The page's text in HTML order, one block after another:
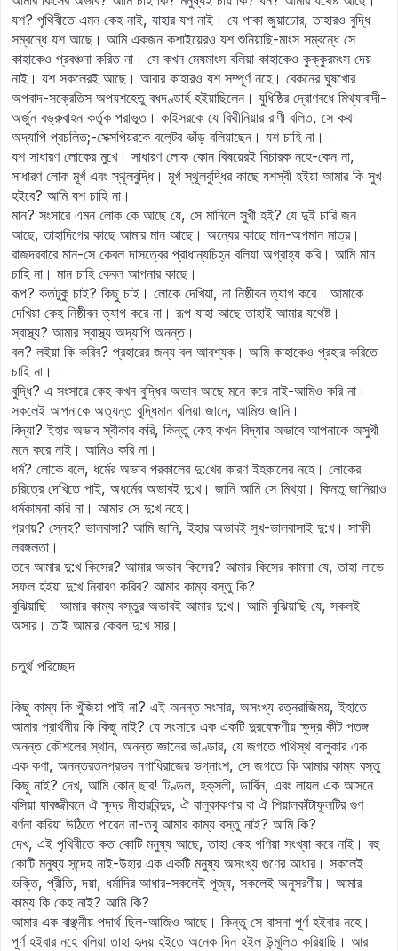
যশ? পৃথিবীতে এমন কেহ নাই, যাহার যশ নাই। যে পাকা জুয়াচোর, তাহারও বুদ্ধি
সম্বন্ধে যশ আছে। আমি একজন কশাইয়েরও যশ শুনিয়াছি-মাংস সম্বন্ধে সে
কাহাকেও প্রবঞ্চনা করিত না। সে কখন মেষমাংস বলিয়া কাহাকেও কুক্কুরমংস দেয়
নাই। যশ সকলেরই আছে। আবার কাহারও যশ সম্পূর্ণ নহে। বেকনের ঘুষখোর
অপবাদ-সক্রেতিস অপযশহেতু বধদণ্ডার্হ হইয়াছিলেন। যুধিষ্ঠির দ্রোণবধে মিথ্যাবাদী-
অর্জুন বভ্রুবাহন কর্তৃক পরাভূত। কাইসরকে যে বিথীনিয়ার রাণী বলিত, সে কথা
অদ্যাপি প্রচলিত;-সেক্সপিয়রকে বল‍্‍টের ভাঁড় বলিয়াছেন। যশ চাহি না।
যশ সাধারণ লোকের মুখে। সাধারণ লোক কোন বিষয়েরই বিচারক নহে-কেন না,
সাধারণ লোক মূর্খ এবং স্থূলবুদ্ধি। মূর্খ স্থূলবুদ্ধির কাছে যশস্বী হইয়া আমার কি সুখ
হইবে? আমি যশ চাহি না।
মান? সংসারে এমন লোক কে আছে যে, সে মানিলে সুখী হই? যে দুই চারি জন
আছে, তাহাদিগের কাছে আমার মান আছে। অন্যের কাছে মান-অপমান মাত্র।
রাজদরবারে মান-সে কেবল দাসত্বের প্রাধান্যচিহ্ন বলিয়া অগ্রাহ্য করি। আমি মান
চাহি না। মান চাহি কেবল আপনার কাছে।
রূপ? কতটুকু চাই? কিছু চাই। লোকে দেখিয়া, না নিষ্ঠীবন ত্যাগ করে। আমাকে
দেখিয়া কেহ নিষ্ঠীবন ত্যাগ করে না। রূপ যাহা আছে তাহাই আমার যথেষ্ট।
স্বাস্থ্য? আমার স্বাস্থ্য অদ্যাপি অনন্ত।
বল? লইয়া কি করিব? প্রহারের জন্য বল আবশ্যক। আমি কাহাকেও প্রহার করিতে
চাহি না।
বুদ্ধি? এ সংসারে কেহ কখন বুদ্ধির অভাব আছে মনে করে নাই-আমিও করি না।
সকলেই আপনাকে অত্যন্ত বুদ্ধিমান বলিয়া জানে, আমিও জানি।
বিদ্যা? ইহার অভাব স্বীকার করি, কিন্তু কেহ কখন বিদ্যার অভাবে আপনাকে অসুখী
মনে করে নাই। আমিও করি না।
ধর্ম? লোকে বলে, ধর্মের অভাব পরকালের দু:খের কারণ ইহকালের নহে। লোকের
চরিত্রে দেখিতে পাই, অধর্মের অভাবই দু:খ। জানি আমি সে মিথ্যা। কিন্তু জানিয়াও
ধর্মকামনা করি না। আমার সে দু:খ নহে।
প্রণয়? স্নেহ? ভালবাসা? আমি জানি, ইহার অভাবই সুখ-ভালবাসাই দু:খ। সাক্ষী
লবঙ্গলতা।
তবে আমার দু:খ কিসের? আমার অভাব কিসের? আমার কিসের কামনা যে, তাহা লাভে
সফল হইয়া দু:খ নিবারণ করিব? আমার কাম্য বস্তু কি?
বুঝিয়াছি। আমার কাম্য বস্তুর অভাবই আমার দু:খ। আমি বুঝিয়াছি যে, সকলই
অসার। তাই আমার কেবল দু:খ সার।
চতুর্থ পরিচ্ছেদ
কিছু কাম্য কি খুঁজিয়া পাই না? এই অনন্ত সংসার, অসংখ্য রত্নরাজিময়, ইহাতে
আমার প্রার্থনীয় কি কিছু নাই? যে সংসারে এক একটি দুরবেক্ষণীয় ক্ষুদ্র কীট পতঙ্গ
অনন্ত কৌশলের স্থান, অনন্ত জ্ঞানের ভাণ্ডার, যে জগতে পথিস্থ বালুকার এক
এক কণা, অনন্তরত্নপ্রভব নগাধিরাজের ভগ্নাংশ, সে জগতে কি আমার কাম্য বস্তু
কিছু নাই? দেখ, আমি কোন্ ছার! টিণ্ডল, হক‍্সলী, ডার্বিন, এবং লায়ল এক আসনে
বসিয়া যাবজ্জীবনে ঐ ক্ষুদ্র নীহারবিন্দুর, ঐ বালুকাকণার বা ঐ শিয়ালকাঁটাফুলটির গুণ
বর্ণনা করিয়া উঠিতে পারেন না-তবু আমার কাম্য বস্তু নাই? আমি কি?
দেখ, এই পৃথিবীতে কত কোটি মনুষ্য আছে, তাহা কেহ গণিয়া সংখ্যা করে নাই। বহু
কোটি মনুষ্য সন্দেহ নাই-উহার এক একটি মনুষ্য অসংখ্য গুণের আধার। সকলেই
ভক্তি, প্রীতি, দয়া, ধর্মাদির আধার-সকলেই পূজ্য, সকলেই অনুসরণীয়। আমার
কাম্য কি কেহ নাই? আমি কি?
আমার এক বাঞ্ছনীয় পদার্থ ছিল-আজিও আছে। কিন্তু সে বাসনা পূর্ণ হইবার নহে।
পূর্ণ হইবার নহে বলিয়া তাহা হৃদয় হইতে অনেক দিন হইল উন্মূলিত করিয়াছি। আর